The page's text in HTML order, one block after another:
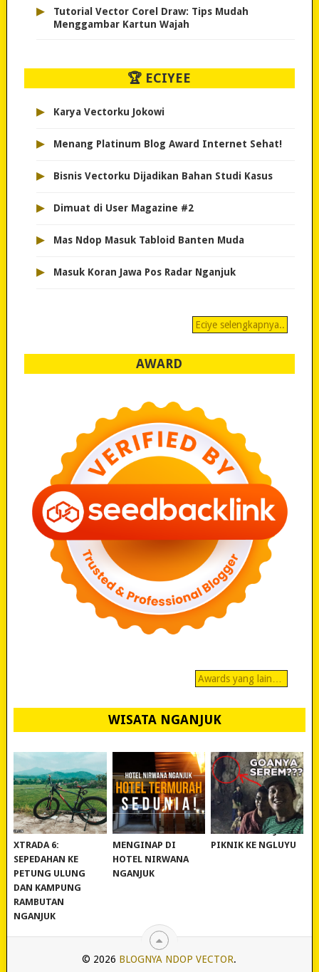
▸
Tutorial Vector Corel Draw: Tips Mudah
Menggambar Kartun Wajah
🏆 ECIYEE
▸ Karya Vectorku Jokowi
▸ Menang Platinum Blog Award Internet Sehat!
▸ Bisnis Vectorku Dijadikan Bahan Studi Kasus
▸ Dimuat di User Magazine #2
▸ Mas Ndop Masuk Tabloid Banten Muda
▸ Masuk Koran Jawa Pos Radar Nganjuk
Eciye selengkapnya..
AWARD
Awards yang lain…
WISATA NGANJUK
REVIEW POLYGON
XTRADA 6:
SEPEDAHAN KE
PETUNG ULUNG
DAN KAMPUNG
RAMBUTAN
NGANJUK
MURAH BANGET!
MENGINAP DI
HOTEL NIRWANA
NGANJUK
WISATA NGANJUK:
PIKNIK KE NGLUYU
© 2026 BLOGNYA NDOP VECTOR.